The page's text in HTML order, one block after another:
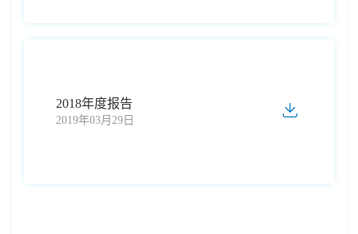
2018年度报告
2019年03月29日